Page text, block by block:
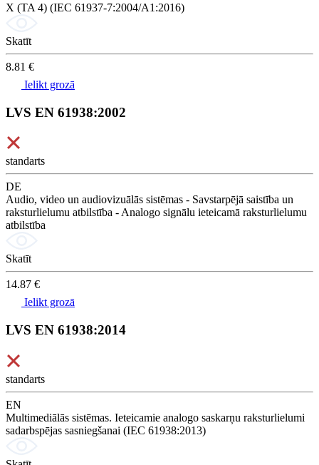
X (TA 4) (IEC 61937-7:2004/A1:2016)
Skatīt
8.81 €
Ielikt grozā
LVS EN 61938:2002
standarts
DE
Audio, video un audiovizuālās sistēmas - Savstarpējā saistība un
raksturlielumu atbilstība - Analogo signālu ieteicamā raksturlielumu
atbilstība
Skatīt
14.87 €
Ielikt grozā
LVS EN 61938:2014
standarts
EN
Multimediālās sistēmas. Ieteicamie analogo saskarņu raksturlielumi
sadarbspējas sasniegšanai (IEC 61938:2013)